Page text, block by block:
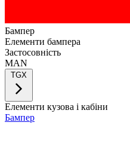
Бампер
Елементи бампера
Застосовність
MAN
Елементи кузова і кабіни
Бампер